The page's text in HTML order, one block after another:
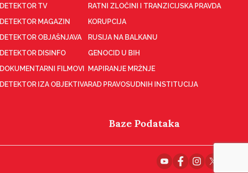
DETEKTOR TV
DETEKTOR MAGAZIN
DETEKTOR OBJAŠNJAVA
DETEKTOR DISINFO
DOKUMENTARNI FILMOVI
DETEKTOR IZA OBJEKTIVA
RATNI ZLOČINI I TRANZICIJSKA PRAVDA
KORUPCIJA
RUSIJA NA BALKANU
GENOCID U BIH
MAPIRANJE MRŽNJE
RAD PRAVOSUDNIH INSTITUCIJA
Baze Podataka